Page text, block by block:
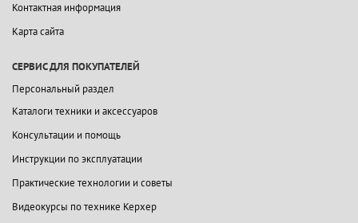
Контактная информация
Карта сайта
СЕРВИС ДЛЯ ПОКУПАТЕЛЕЙ
Персональный раздел
Каталоги техники и аксессуаров
Консультации и помощь
Инструкции по эксплуатации
Практические технологии и советы
Видеокурсы по технике Керхер